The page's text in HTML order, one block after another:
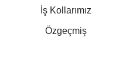
Kurulumları
Danışmanlık,
İş Kollarımız
Özgeçmiş